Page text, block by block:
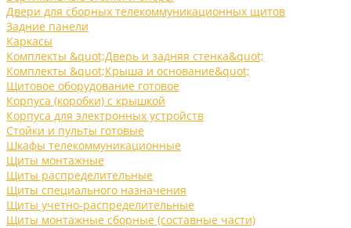
Двери для сборных телекоммуникационных щитов
Задние панели
Каркасы
Комплекты &quot;Дверь и задняя стенка&quot;
Комплекты &quot;Крыша и основание&quot;
Щитовое оборудование готовое
Корпуса (коробки) с крышкой
Корпуса для электронных устройств
Стойки и пульты готовые
Шкафы телекоммуникационные
Щиты монтажные
Щиты распределительные
Щиты специального назначения
Щиты учетно-распределительные
Щиты монтажные сборные (составные части)